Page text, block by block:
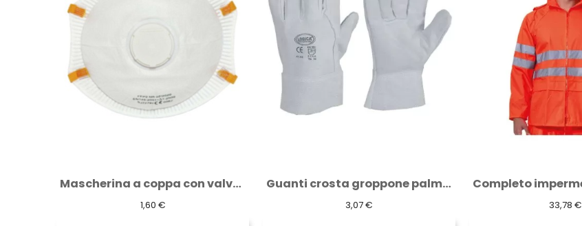
Mascherina a coppa con valvola ffp2
1,60 €
Guanti crosta groppone palmo e pollice...
3,07 € 33,78 €